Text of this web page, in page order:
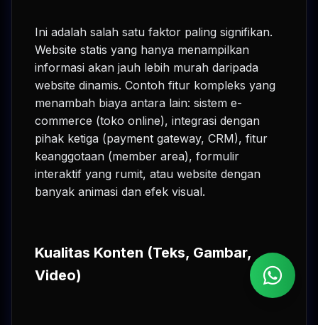
Ini adalah salah satu faktor paling signifikan.
Website statis yang hanya menampilkan
informasi akan jauh lebih murah daripada
website dinamis. Contoh fitur kompleks yang
menambah biaya antara lain: sistem e-
commerce (toko online), integrasi dengan
pihak ketiga (payment gateway, CRM), fitur
keanggotaan (member area), formulir
interaktif yang rumit, atau website dengan
banyak animasi dan efek visual.
Kualitas Konten (Teks, Gambar,
Video)